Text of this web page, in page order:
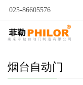
025-86605576
自动门
烟台自动门